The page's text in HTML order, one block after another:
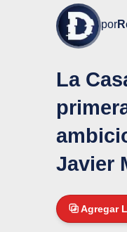
por
La
Javier
Agregar